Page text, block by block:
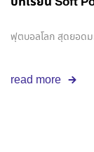
ฟุตบอลโลก สุดยอดม
read more